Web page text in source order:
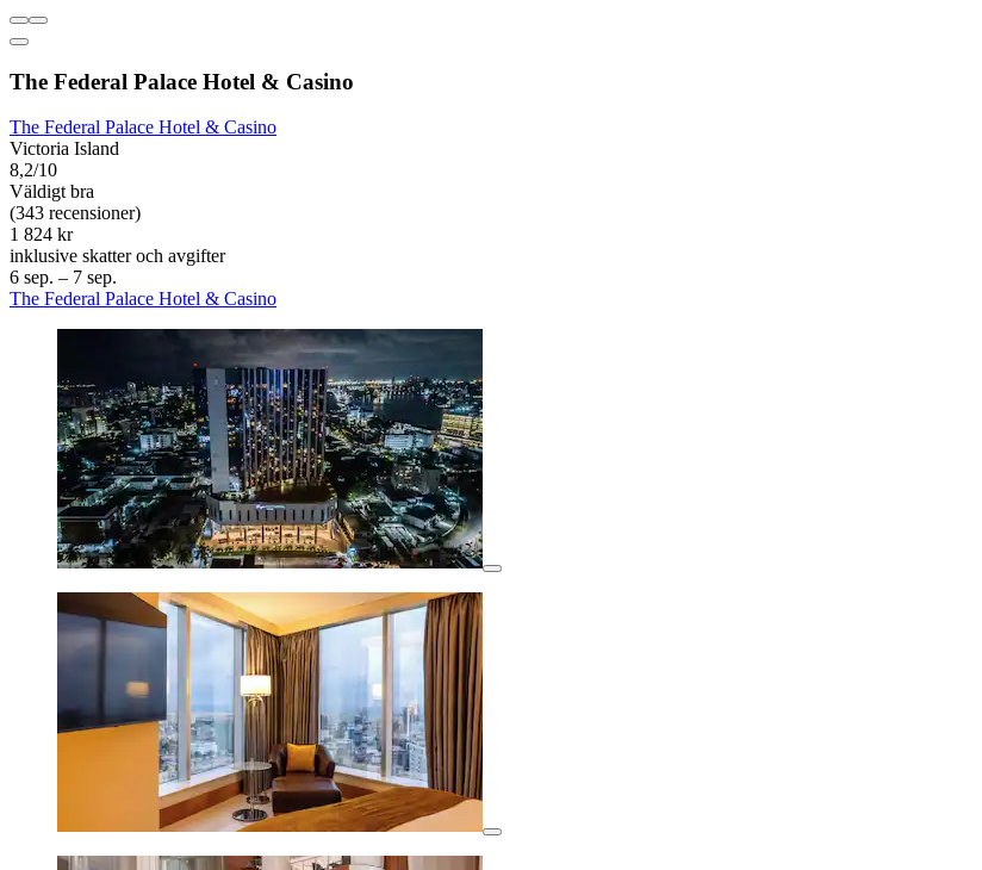
The Federal Palace Hotel & Casino
The Federal Palace Hotel & Casino
Victoria Island
8,2/10
Väldigt bra
(343 recensioner)
1 824 kr
inklusive skatter och avgifter
6 sep. – 7 sep.
The Federal Palace Hotel & Casino